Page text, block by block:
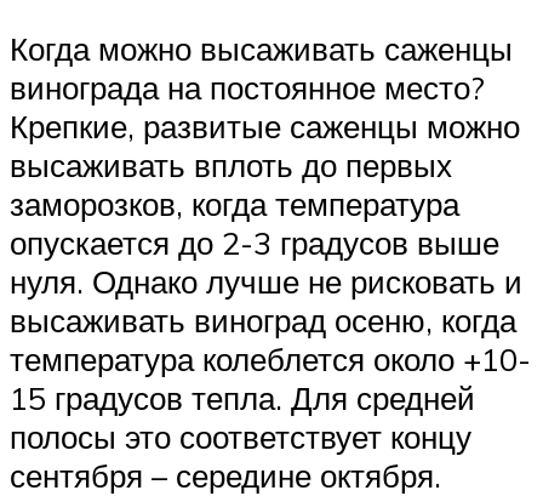
Когда можно высаживать саженцы
винограда на постоянное место?
Крепкие, развитые саженцы можно
высаживать вплоть до первых
заморозков, когда температура
опускается до 2-3 градусов выше
нуля. Однако лучше не рисковать и
высаживать виноград осеню, когда
температура колеблется около +10-
15 градусов тепла. Для средней
полосы это соответствует концу
сентября – середине октября.